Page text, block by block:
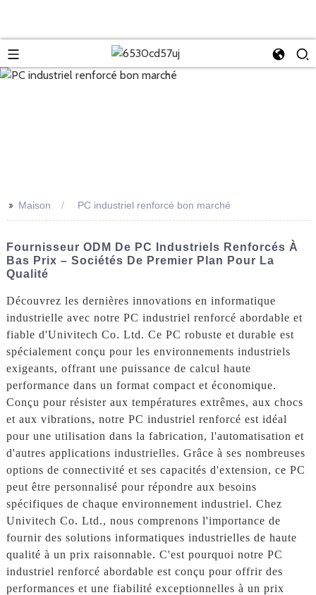
>> Maison PC industriel renforcé bon marché
Fournisseur ODM De PC Industriels Renforcés À
Bas Prix – Sociétés De Premier Plan Pour La
Qualité
Découvrez les dernières innovations en informatique
industrielle avec notre PC industriel renforcé abordable et
fiable d'Univitech Co. Ltd. Ce PC robuste et durable est
spécialement conçu pour les environnements industriels
exigeants, offrant une puissance de calcul haute
performance dans un format compact et économique.
Conçu pour résister aux températures extrêmes, aux chocs
et aux vibrations, notre PC industriel renforcé est idéal
pour une utilisation dans la fabrication, l'automatisation et
d'autres applications industrielles. Grâce à ses nombreuses
options de connectivité et ses capacités d'extension, ce PC
peut être personnalisé pour répondre aux besoins
spécifiques de chaque environnement industriel. Chez
Univitech Co. Ltd., nous comprenons l'importance de
fournir des solutions informatiques industrielles de haute
qualité à un prix raisonnable. C'est pourquoi notre PC
industriel renforcé abordable est conçu pour offrir des
performances et une fiabilité exceptionnelles à un prix